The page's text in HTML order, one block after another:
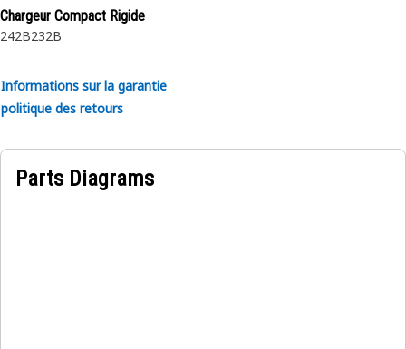
Chargeur Compact Rigide
242B232B
Informations sur la garantie
politique des retours
Parts Diagrams